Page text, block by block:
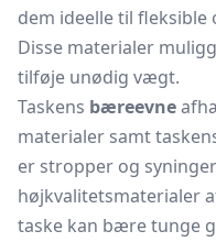
dem ideelle til
Disse materialer
tilføje unødig vægt.
Taskens bæreevne
materialer samt
er stropper og
højkvalitetsmaterialer
taske kan bære tunge